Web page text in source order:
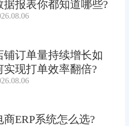
据报表你都知道哪些?
铺订单量持续增长如
实现打单效率翻倍?
商ERP系统怎么选?